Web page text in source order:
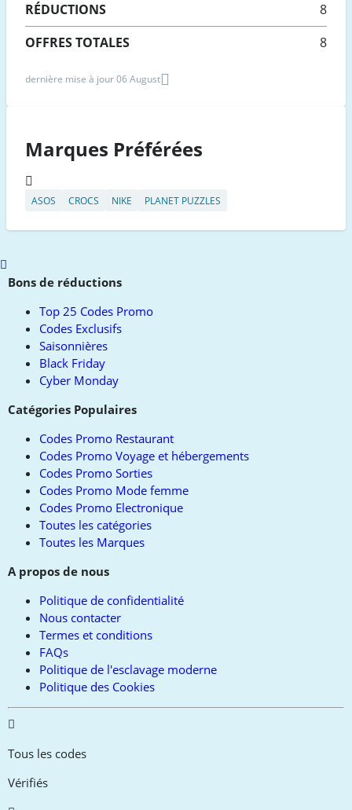
RÉDUCTIONS
8
OFFRES TOTALES
8
dernière mise à jour 06 August
Marques Préférées
ASOS CROCS NIKE PLANET PUZZLES
Scroll
toBons de réductions
Top 25 Codes Promo
Codes Exclusifs
Saisonnières
Black Friday
Cyber Monday
Catégories Populaires
Codes Promo Restaurant
Codes Promo Voyage et hébergements
Codes Promo Sorties
Codes Promo Mode femme
Codes Promo Electronique
Toutes les catégories
Toutes les Marques
A propos de nous
Politique de confidentialité
Nous contacter
Termes et conditions
FAQs
Politique de l'esclavage moderne
Politique des Cookies
Tous les codes
Vérifiés